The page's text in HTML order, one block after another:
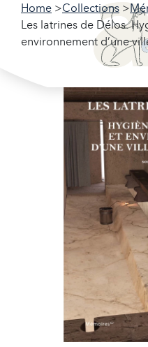
Home Collections
Les latrines de Délos.
environnement d’une